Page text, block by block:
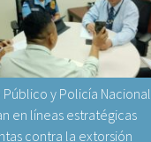
Público y Policía Nacional
en líneas estratégicas
contra la extorsión